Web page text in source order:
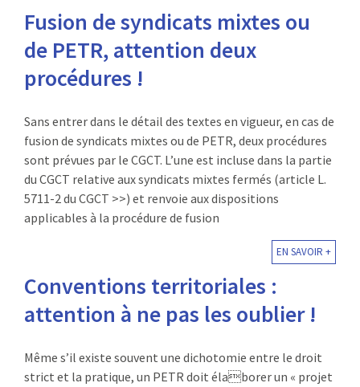
Fusion de syndicats mixtes ou
de PETR, attention deux
procédures !
Sans entrer dans le détail des textes en vigueur, en cas de
fusion de syndicats mixtes ou de PETR, deux procédures
sont prévues par le CGCT. L’une est incluse dans la partie
du CGCT relative aux syndicats mixtes fermés (article L.
5711-2 du CGCT >>) et renvoie aux dispositions
applicables à la procédure de fusion
EN SAVOIR +
Conventions territoriales :
attention à ne pas les oublier !
Même s’il existe souvent une dichotomie entre le droit
strict et la pratique, un PETR doit élaborer un « projet